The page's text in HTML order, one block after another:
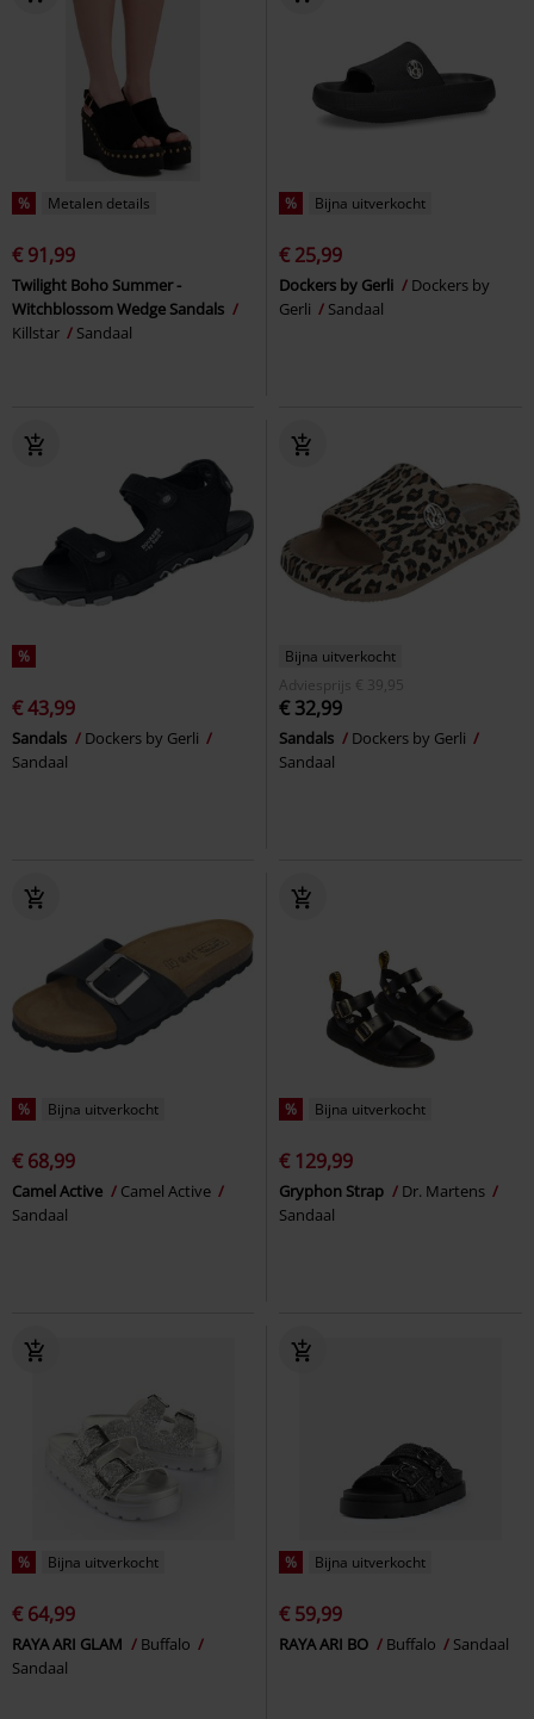
% Metalen details
€ 91,99
Twilight Boho Summer -
Witchblossom Wedge Sandals
Killstar
Sandaal
% Bijna uitverkocht
€ 25,99
Dockers by Gerli
Dockers by
Gerli
Sandaal
%
€ 43,99
Sandals
Dockers by Gerli
Sandaal
Bijna uitverkocht
Adviesprijs
€ 39,95
€ 32,99
Sandals
Dockers by Gerli
Sandaal
% Bijna uitverkocht
€ 68,99
Camel Active
Camel Active
Sandaal
% Bijna uitverkocht
€ 129,99
Gryphon Strap
Dr. Martens
Sandaal
% Bijna uitverkocht
€ 64,99
RAYA ARI GLAM
Buffalo
Sandaal
% Bijna uitverkocht
€ 59,99
RAYA ARI BO Buffalo Sandaal